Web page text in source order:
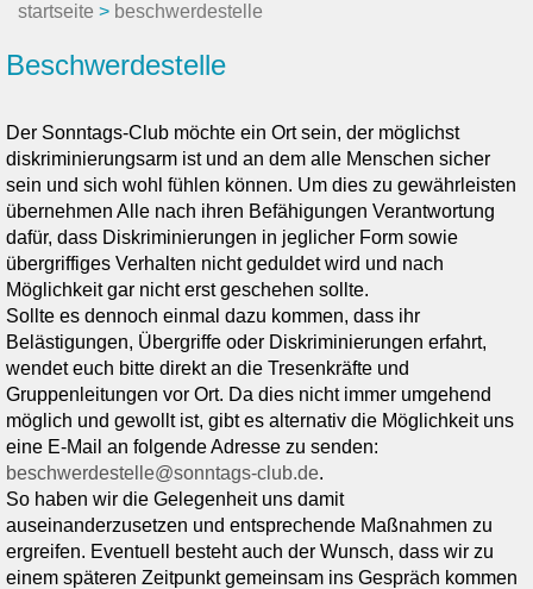
startseite > beschwerdestelle
Beschwerdestelle
Der Sonntags-Club möchte ein Ort sein, der möglichst
diskriminierungsarm ist und an dem alle Menschen sicher
sein und sich wohl fühlen können. Um dies zu gewährleisten
übernehmen Alle nach ihren Befähigungen Verantwortung
dafür, dass Diskriminierungen in jeglicher Form sowie
übergriffiges Verhalten nicht geduldet wird und nach
Möglichkeit gar nicht erst geschehen sollte.
Sollte es dennoch einmal dazu kommen, dass ihr
Belästigungen, Übergriffe oder Diskriminierungen erfahrt,
wendet euch bitte direkt an die Tresenkräfte und
Gruppenleitungen vor Ort. Da dies nicht immer umgehend
möglich und gewollt ist, gibt es alternativ die Möglichkeit uns
eine E-Mail an folgende Adresse zu senden:
beschwerdestelle@sonntags-club.de.
So haben wir die Gelegenheit uns damit
auseinanderzusetzen und entsprechende Maßnahmen zu
ergreifen. Eventuell besteht auch der Wunsch, dass wir zu
einem späteren Zeitpunkt gemeinsam ins Gespräch kommen